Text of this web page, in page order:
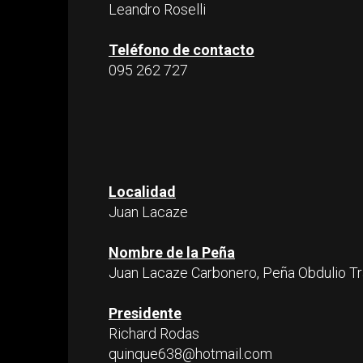
Leandro Roselli
Teléfono de contacto
095 262 727
Localidad
Juan Lacaze
Nombre de la Peña
Juan Lacaze Carbonero, Peña Obdulio
Presidente
Richard Rodas
quinque638@hotmail.com